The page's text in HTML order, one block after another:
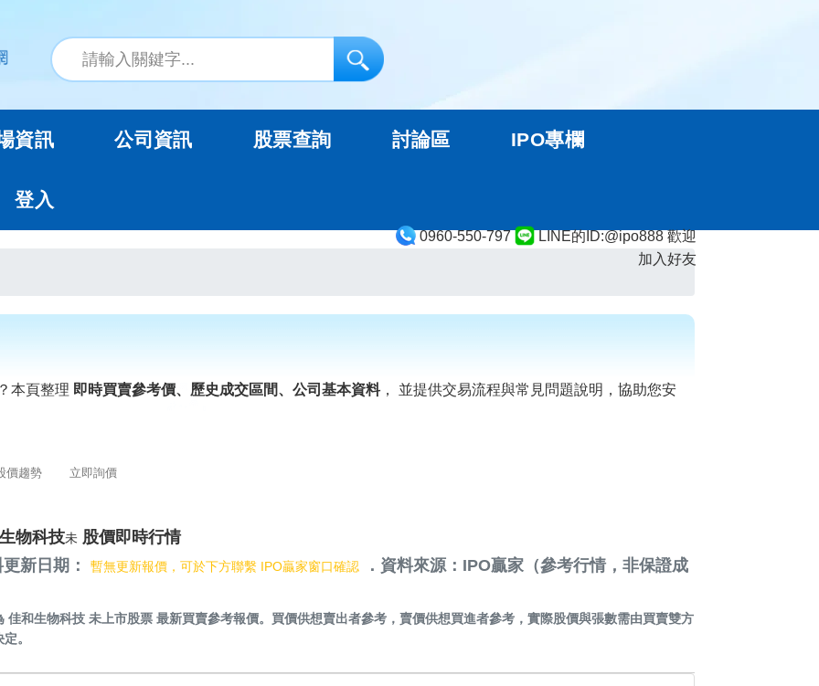
0960-550-797
LINE的ID:@ipo888 歡迎
加入好友
資訊 公司資訊 股票查詢 討論區 IPO專欄
登入
本頁整理 即時買賣參考價、歷史成交區間、公司基本資料， 並提供交易流程與常見問題說明，協助您安
價趨勢 立即詢價
物科技未 股價即時行情
更新日期：暫無更新報價，可於下方聯繫 IPO贏家窗口確認
．資料來源：IPO贏家（參考行情，非保證成
佳和生物科技 未上市股票 最新買賣參考報價。買價供想賣出者參考，賣價供想買進者參考，實際股價與張數需由買賣雙方
。